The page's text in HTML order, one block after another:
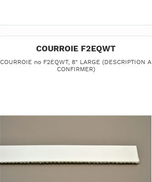
COURROIE F2EQWT
COURROIE no F2EQWT, 8" LARGE (DESCRIPTION A
CONFIRMER)